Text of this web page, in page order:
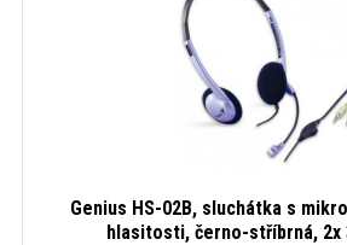
Genius HS-02B, sluchátka s
hlasitosti, černo-stříbrná, 2x